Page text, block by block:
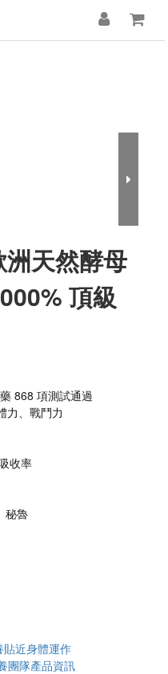
洲天然酵母
頂級
868 項測試通過
力、戰鬥力
收率
秘魯
貼近身體運作
團隊產品資訊